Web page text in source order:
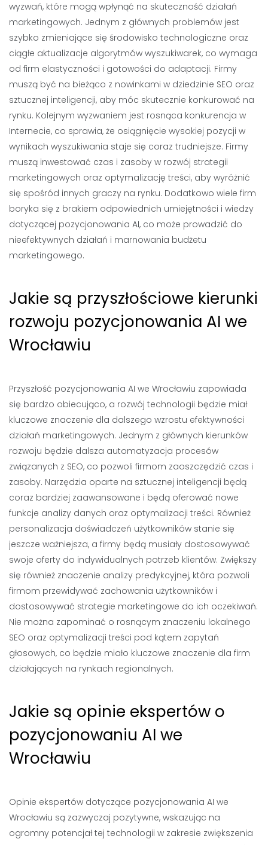
wyzwań, które mogą wpłynąć na skuteczność działań
marketingowych. Jednym z głównych problemów jest
szybko zmieniające się środowisko technologiczne oraz
ciągłe aktualizacje algorytmów wyszukiwarek, co wymaga
od firm elastyczności i gotowości do adaptacji. Firmy
muszą być na bieżąco z nowinkami w dziedzinie SEO oraz
sztucznej inteligencji, aby móc skutecznie konkurować na
rynku. Kolejnym wyzwaniem jest rosnąca konkurencja w
Internecie, co sprawia, że osiągnięcie wysokiej pozycji w
wynikach wyszukiwania staje się coraz trudniejsze. Firmy
muszą inwestować czas i zasoby w rozwój strategii
marketingowych oraz optymalizację treści, aby wyróżnić
się spośród innych graczy na rynku. Dodatkowo wiele firm
boryka się z brakiem odpowiednich umiejętności i wiedzy
dotyczącej pozycjonowania AI, co może prowadzić do
nieefektywnych działań i marnowania budżetu
marketingowego.
Jakie są przyszłościowe kierunki
rozwoju pozycjonowania AI we
Wrocławiu
Przyszłość pozycjonowania AI we Wrocławiu zapowiada
się bardzo obiecująco, a rozwój technologii będzie miał
kluczowe znaczenie dla dalszego wzrostu efektywności
działań marketingowych. Jednym z głównych kierunków
rozwoju będzie dalsza automatyzacja procesów
związanych z SEO, co pozwoli firmom zaoszczędzić czas i
zasoby. Narzędzia oparte na sztucznej inteligencji będą
coraz bardziej zaawansowane i będą oferować nowe
funkcje analizy danych oraz optymalizacji treści. Również
personalizacja doświadczeń użytkowników stanie się
jeszcze ważniejsza, a firmy będą musiały dostosowywać
swoje oferty do indywidualnych potrzeb klientów. Zwiększy
się również znaczenie analizy predykcyjnej, która pozwoli
firmom przewidywać zachowania użytkowników i
dostosowywać strategie marketingowe do ich oczekiwań.
Nie można zapominać o rosnącym znaczeniu lokalnego
SEO oraz optymalizacji treści pod kątem zapytań
głosowych, co będzie miało kluczowe znaczenie dla firm
działających na rynkach regionalnych.
Jakie są opinie ekspertów o
pozycjonowaniu AI we
Wrocławiu
Opinie ekspertów dotyczące pozycjonowania AI we
Wrocławiu są zazwyczaj pozytywne, wskazując na
ogromny potencjał tej technologii w zakresie zwiększenia